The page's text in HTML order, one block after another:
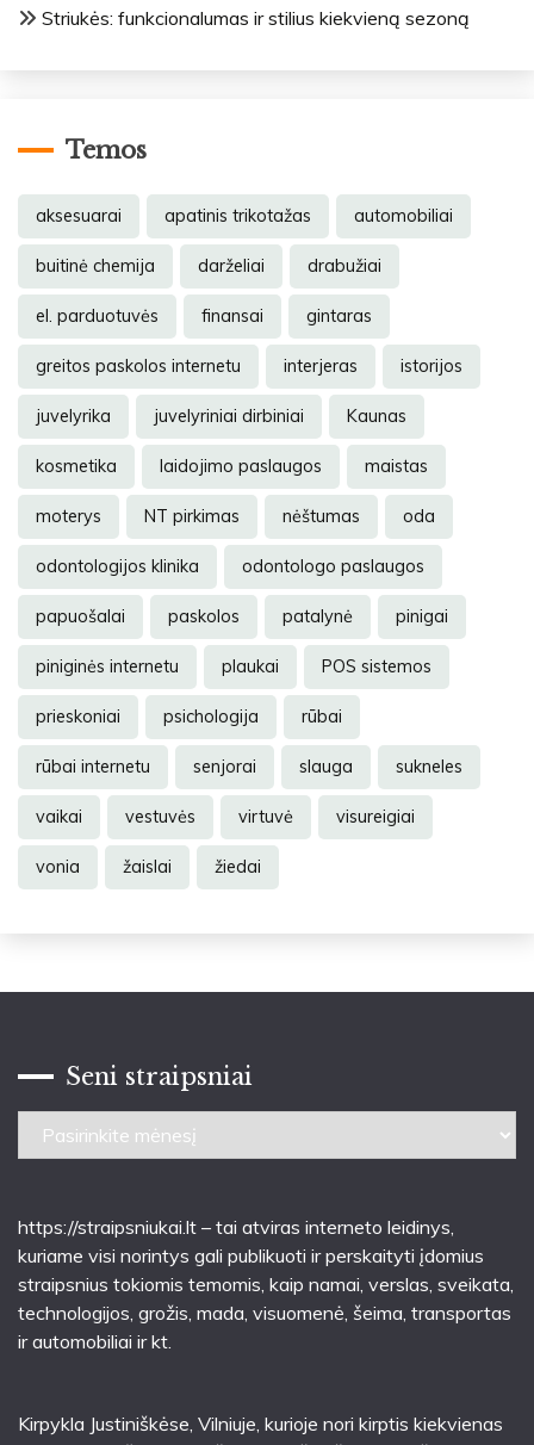
Striukės: funkcionalumas ir stilius kiekvieną sezoną
Temos
aksesuarai apatinis trikotažas automobiliai
buitinė chemija darželiai drabužiai
el. parduotuvės finansai gintaras
greitos paskolos internetu interjeras istorijos
juvelyrika juvelyriniai dirbiniai Kaunas
kosmetika laidojimo paslaugos maistas
moterys NT pirkimas nėštumas oda
odontologijos klinika odontologo paslaugos
papuošalai paskolos patalynė pinigai
piniginės internetu plaukai POS sistemos
prieskoniai psichologija rūbai
rūbai internetu senjorai slauga sukneles
vaikai vestuvės virtuvė visureigiai
vonia žaislai žiedai
Seni straipsniai
Seni
https://straipsniukai.lt – tai atviras interneto leidinys,
kuriame visi norintys gali publikuoti ir perskaityti įdomius
straipsnius tokiomis temomis, kaip namai, verslas, sveikata,
technologijos, grožis, mada, visuomenė, šeima, transportas
ir automobiliai ir kt.
Kirpykla Justiniškėse , Vilniuje, kurioje nori kirptis kiekvienas